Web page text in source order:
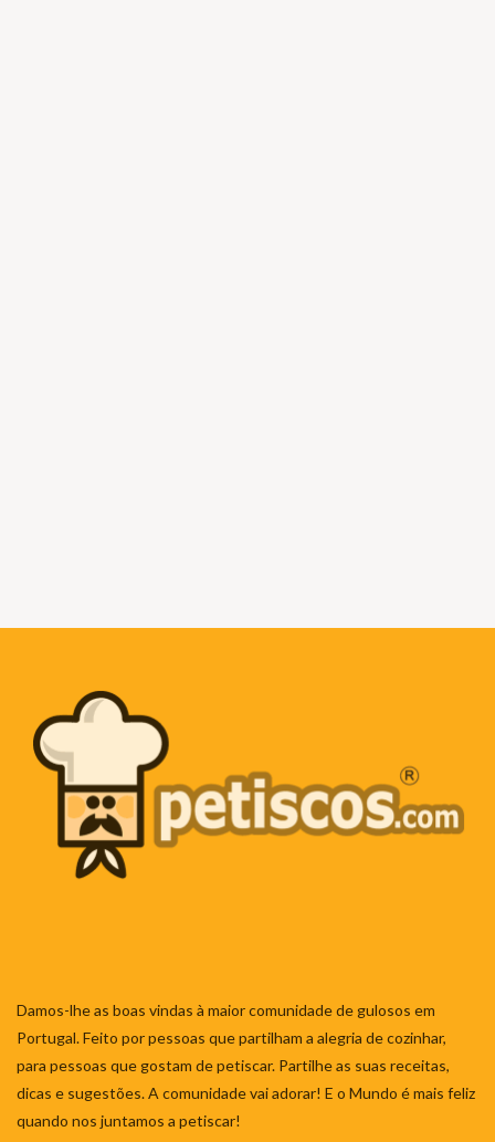
Damos-lhe as boas vindas à maior comunidade de gulosos em
Portugal. Feito por pessoas que partilham a alegria de cozinhar,
para pessoas que gostam de petiscar. Partilhe as suas receitas,
dicas e sugestões. A comunidade vai adorar! E o Mundo é mais feliz
quando nos juntamos a petiscar!